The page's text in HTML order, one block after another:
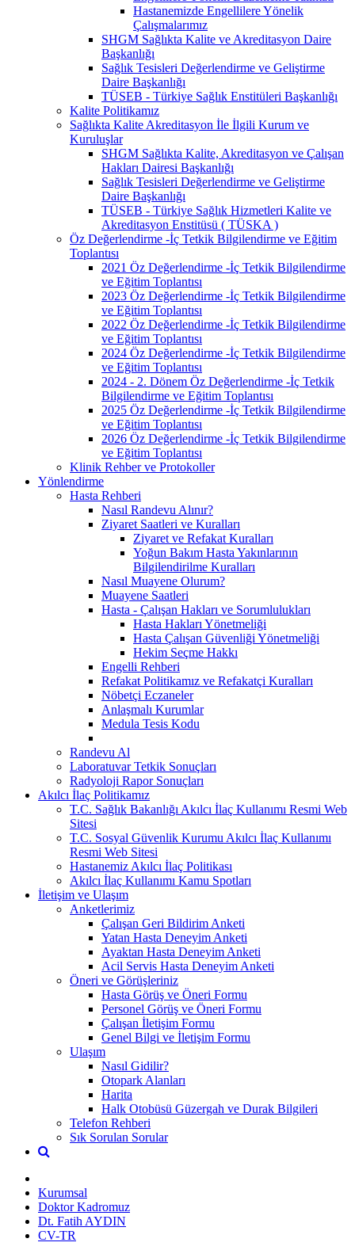
Hastanemizde Engellilere Yönelik
Çalışmalarımız
SHGM Sağlıkta Kalite ve Akreditasyon Daire
Başkanlığı
Sağlık Tesisleri Değerlendirme ve Geliştirme
Daire Başkanlığı
TÜSEB - Türkiye Sağlık Enstitüleri Başkanlığı
Kalite Politikamız
Sağlıkta Kalite Akreditasyon İle İlgili Kurum ve
Kuruluşlar
SHGM Sağlıkta Kalite, Akreditasyon ve Çalışan
Hakları Dairesi Başkanlığı
Sağlık Tesisleri Değerlendirme ve Geliştirme
Daire Başkanlığı
TÜSEB - Türkiye Sağlık Hizmetleri Kalite ve
Akreditasyon Enstitüsü ( TÜSKA )
Öz Değerlendirme -İç Tetkik Bilgilendirme ve Eğitim
Toplantısı
2021 Öz Değerlendirme -İç Tetkik Bilgilendirme
ve Eğitim Toplantısı
2023 Öz Değerlendirme -İç Tetkik Bilgilendirme
ve Eğitim Toplantısı
2022 Öz Değerlendirme -İç Tetkik Bilgilendirme
ve Eğitim Toplantısı
2024 Öz Değerlendirme -İç Tetkik Bilgilendirme
ve Eğitim Toplantısı
2024 - 2. Dönem Öz Değerlendirme -İç Tetkik
Bilgilendirme ve Eğitim Toplantısı
2025 Öz Değerlendirme -İç Tetkik Bilgilendirme
ve Eğitim Toplantısı
2026 Öz Değerlendirme -İç Tetkik Bilgilendirme
ve Eğitim Toplantısı
Klinik Rehber ve Protokoller
Yönlendirme
Hasta Rehberi
Nasıl Randevu Alınır?
Ziyaret Saatleri ve Kuralları
Ziyaret ve Refakat Kuralları
Yoğun Bakım Hasta Yakınlarının
Bilgilendirilme Kuralları
Nasıl Muayene Olurum?
Muayene Saatleri
Hasta - Çalışan Hakları ve Sorumlulukları
Hasta Hakları Yönetmeliği
Hasta Çalışan Güvenliği Yönetmeliği
Hekim Seçme Hakkı
Engelli Rehberi
Refakat Politikamız ve Refakatçi Kuralları
Nöbetçi Eczaneler
Anlaşmalı Kurumlar
Medula Tesis Kodu
Randevu Al
Laboratuvar Tetkik Sonuçları
Radyoloji Rapor Sonuçları
Akılcı İlaç Politikamız
T.C. Sağlık Bakanlığı Akılcı İlaç Kullanımı Resmi Web
Sitesi
T.C. Sosyal Güvenlik Kurumu Akılcı İlaç Kullanımı
Resmi Web Sitesi
Hastanemiz Akılcı İlaç Politikası
Akılcı İlaç Kullanımı Kamu Spotları
İletişim ve Ulaşım
Anketlerimiz
Çalışan Geri Bildirim Anketi
Yatan Hasta Deneyim Anketi
Ayaktan Hasta Deneyim Anketi
Acil Servis Hasta Deneyim Anketi
Öneri ve Görüşleriniz
Hasta Görüş ve Öneri Formu
Personel Görüş ve Öneri Formu
Çalışan İletişim Formu
Genel Bilgi ve İletişim Formu
Ulaşım
Nasıl Gidilir?
Otopark Alanları
Harita
Halk Otobüsü Güzergah ve Durak Bilgileri
Telefon Rehberi
Sık Sorulan Sorular
Kurumsal
Doktor Kadromuz
Dt. Fatih AYDIN
CV-TR